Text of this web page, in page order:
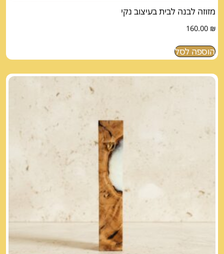
מזוזה לבנה לבית בעיצוב נקי
160.00 ₪
הוספה לסל